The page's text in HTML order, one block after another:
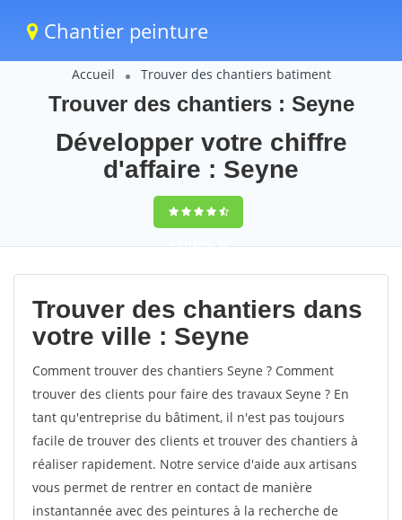
Chantier peinture
Accueil Trouver des chantiers batiment
Trouver des chantiers : Seyne
Développer votre chiffre
d'affaire : Seyne
9,5(100%)56
votes
Trouver des chantiers dans
votre ville : Seyne
Comment trouver des chantiers Seyne ? Comment
trouver des clients pour faire des travaux Seyne ? En
tant qu'entreprise du bâtiment, il n'est pas toujours
facile de trouver des clients et trouver des chantiers à
réaliser rapidement. Notre service d'aide aux artisans
vous permet de rentrer en contact de manière
instantannée avec des peintures à la recherche de